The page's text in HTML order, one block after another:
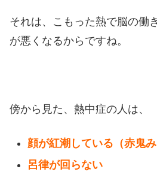
それは、こもった熱で脳の働
が悪くなるからですね。
傍から見た、熱中症の人は、
顔が紅潮している（赤鬼み
呂律が回らない